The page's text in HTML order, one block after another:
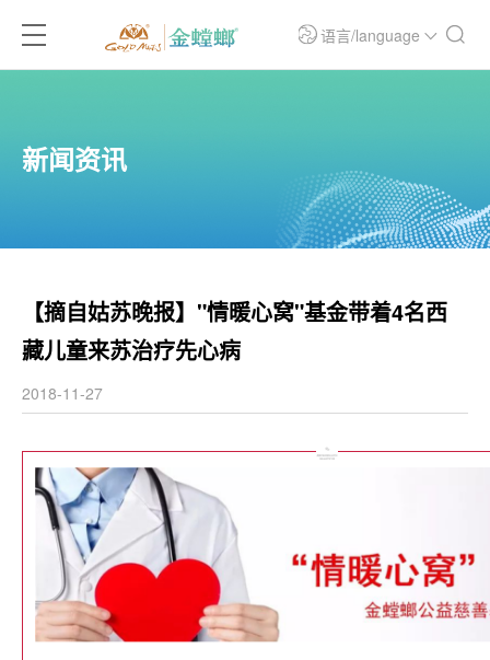
语言/language
新闻资讯
【摘自姑苏晚报】"情暖心窝"基金带着4名西
藏儿童来苏治疗先心病
2018-11-27